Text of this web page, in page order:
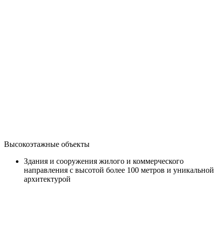
Высокоэтажные объекты
Здания и сооружения жилого и коммерческого
направления с высотой более 100 метров и уникальной
архитектурой